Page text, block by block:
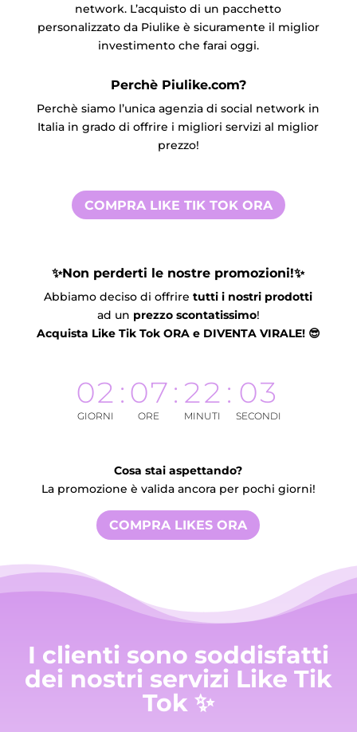
network. L’acquisto di un pacchetto
personalizzato da Piulike è sicuramente il miglior
investimento che farai oggi.
Perchè Piulike.com?
Perchè siamo l’unica agenzia di social network in
Italia in grado di offrire i migliori servizi al miglior
prezzo!
COMPRA LIKE TIK TOK ORA
✨Non perderti le nostre promozioni!✨
Abbiamo deciso di offriretutti i nostri prodotti
ad un prezzo scontatissimo!
Acquista Like Tik Tok ORA e DIVENTA VIRALE! 😎
02
GIORNI
: 07
ORE
: 22
MINUTI
: 02
SECONDI
Cosa stai aspettando?
La promozione è valida ancora per pochi giorni!
COMPRA LIKES ORA
I clienti sono soddisfatti
dei nostri servizi Like Tik
Tok ✨